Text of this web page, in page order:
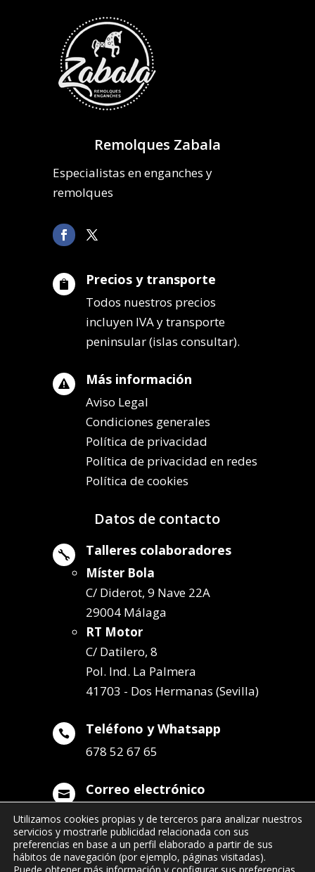
Remolques Zabala
Especialistas en enganches y
remolques
 Precios y transporte
Todos nuestros precios
incluyen IVA y transporte
peninsular (islas consultar).
 Más información
Aviso Legal
Condiciones generales
Política de privacidad
Política de privacidad en redes
Política de cookies
Datos de contacto
 Talleres colaboradores
Míster Bola
C/ Diderot, 9 Nave 22A
29004 Málaga
RT Motor
C/ Datilero, 8
Pol. Ind. La Palmera
41703 - Dos Hermanas (Sevilla)
 Teléfono y Whatsapp
678 52 67 65
 Correo electrónico
info@remolqueszabala.com
Utilizamos cookies propias y de terceros para analizar nuestros
servicios y mostrarle publicidad relacionada con sus
preferencias en base a un perfil elaborado a partir de sus
hábitos de navegación (por ejemplo, páginas visitadas).